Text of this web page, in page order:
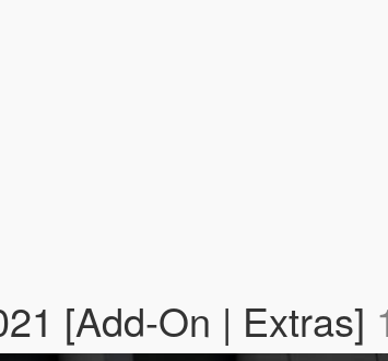
[Add-On | Extras]